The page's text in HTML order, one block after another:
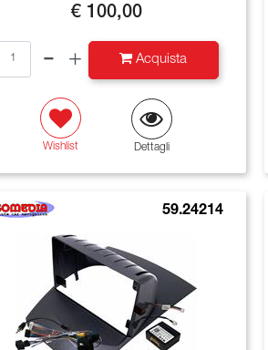
€ 100,00
Quantità
Acquista
Wishlist Dettagli
59.24214